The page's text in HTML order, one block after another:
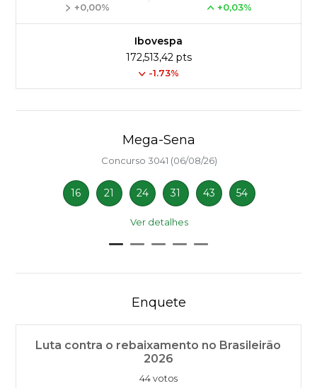
+0,00% +0,03%
Ibovespa
172,513,42 pts
-1.73%
Mega-Sena
Concurso 3041 (06/08/26)
16 21 24 31 43 54
Ver detalhes
Enquete
Luta contra o rebaixamento no Brasileirão
2026
44 votos